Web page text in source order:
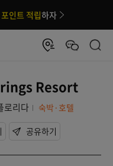
인트 적립하자
Resort
로리다
숙박·호텔
공유하기